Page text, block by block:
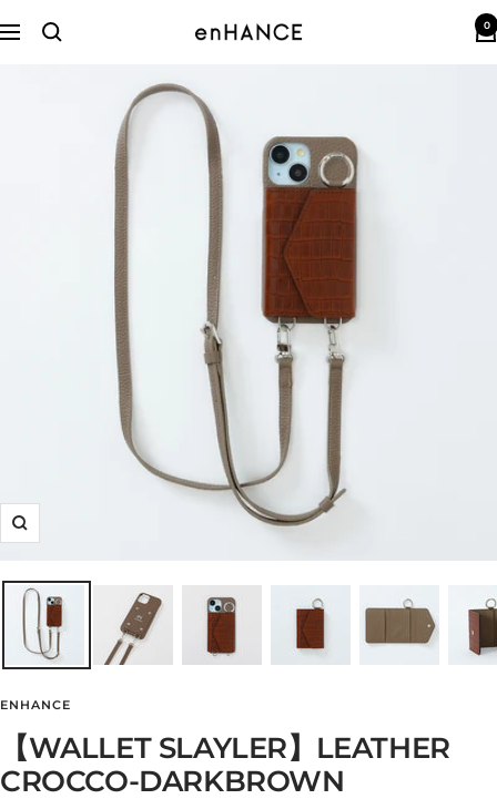
ン
ナ
enHANCE 0
ズ
イ
ENHANCE
【WALLET SLAYLER】LEATHER
CROCCO-DARKBROWN